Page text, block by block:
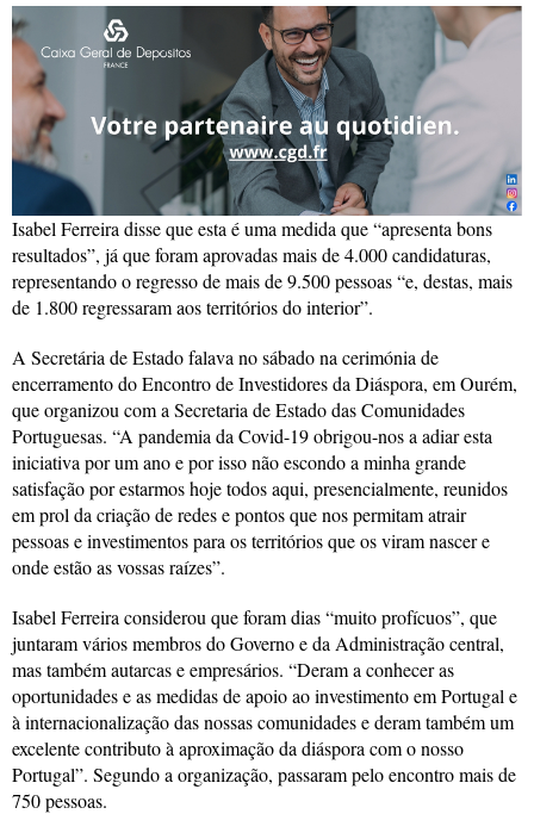
Isabel Ferreira disse que esta é uma medida que “apresenta bons
resultados”, já que foram aprovadas mais de 4.000 candidaturas,
representando o regresso de mais de 9.500 pessoas “e, destas, mais
de 1.800 regressaram aos territórios do interior”.
A Secretária de Estado falava no sábado na cerimónia de
encerramento do Encontro de Investidores da Diáspora, em Ourém,
que organizou com a Secretaria de Estado das Comunidades
Portuguesas. “A pandemia da Covid-19 obrigou-nos a adiar esta
iniciativa por um ano e por isso não escondo a minha grande
satisfação por estarmos hoje todos aqui, presencialmente, reunidos
em prol da criação de redes e pontos que nos permitam atrair
pessoas e investimentos para os territórios que os viram nascer e
onde estão as vossas raízes”.
Isabel Ferreira considerou que foram dias “muito profícuos”, que
juntaram vários membros do Governo e da Administração central,
mas também autarcas e empresários. “Deram a conhecer as
oportunidades e as medidas de apoio ao investimento em Portugal e
à internacionalização das nossas comunidades e deram também um
excelente contributo à aproximação da diáspora com o nosso
Portugal”. Segundo a organização, passaram pelo encontro mais de
750 pessoas.